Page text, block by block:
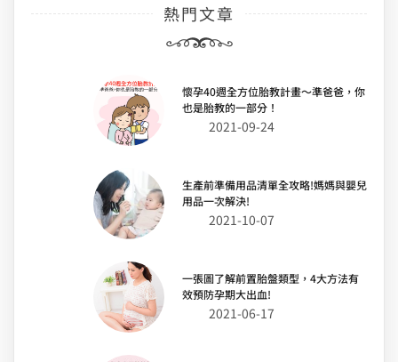
熱門文章
懷孕40週全方位胎教計畫～準爸爸，你
也是胎教的一部分！
2021-09-24
生產前準備用品清單全攻略!媽媽與嬰兒
用品一次解決!
2021-10-07
一張圖了解前置胎盤類型，4大方法有
效預防孕期大出血!
2021-06-17